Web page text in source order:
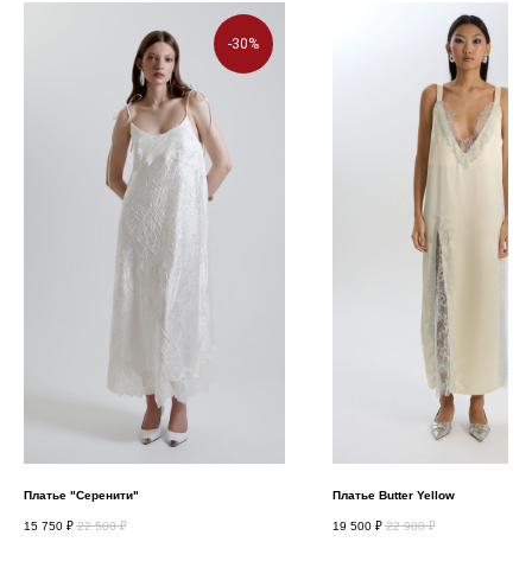
-30%
Платье "Серенити"
15 750 ₽ 22 500 ₽
Платье Butter Yellow
19 500 ₽ 22 900 ₽